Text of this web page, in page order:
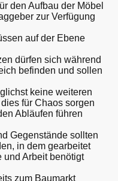
den Aufbau der Möbel
zur Verfügung
auf der Ebene
dürfen sich während
befinden und sollen
keine weiteren
für Chaos sorgen
Abläufen führen
Gegenstände sollten
in dem gearbeitet
und Arbeit benötigt
zum Baumarkt